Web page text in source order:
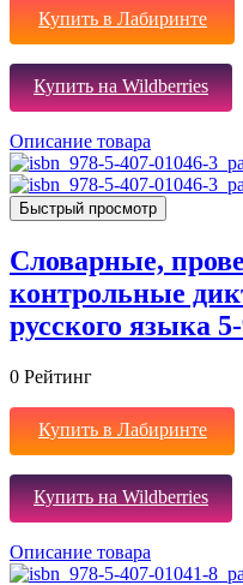
Купить в Лабиринте
Купить на Wildberries
Описание товара
Быстрый просмотр
Словарные,
контрольные
русского языка
0 Рейтинг
Купить в Лабиринте
Купить на Wildberries
Описание товара